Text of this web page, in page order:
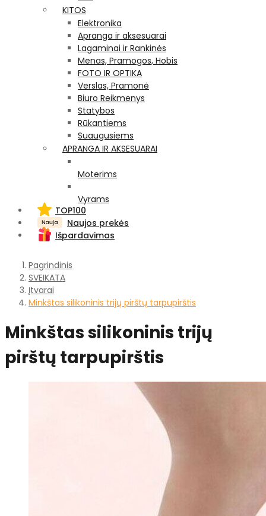
KITOS
Elektronika
Apranga ir aksesuarai
Lagaminai ir Rankinės
Menas, Pramogos, Hobis
FOTO IR OPTIKA
Verslas, Pramonė
Biuro Reikmenys
Statybos
Rūkantiems
Suaugusiems
APRANGA IR AKSESUARAI
Moterims
Vyrams
TOP100
Naujos prekės
Išpardavimas
Pagrindinis
SVEIKATA
Įtvarai
Minkštas silikoninis trijų pirštų tarpupirštis
Minkštas silikoninis trijų
pirštų tarpupirštis